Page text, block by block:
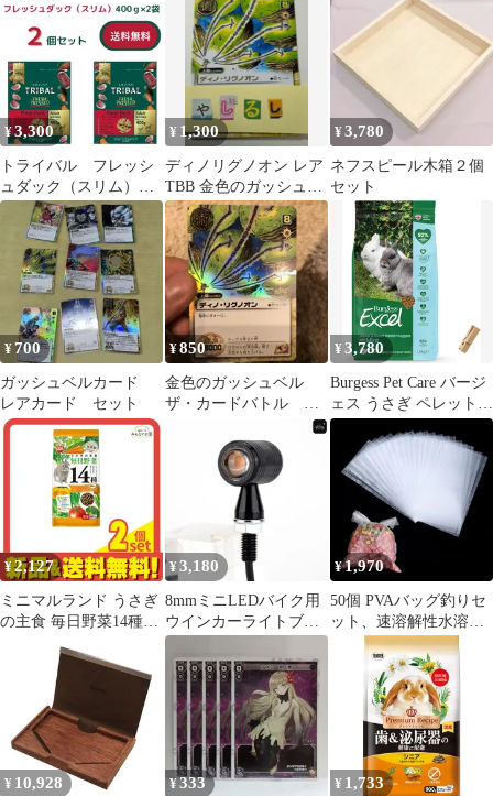
¥3,300
トライバル フレッシ
ュダック（スリム）
400g×2 送料無料
［おまけ付き］
¥ 1,300
ディノリグノオン レア
TBB 金色のガッシュベ
ル ロップス
¥3,780
ネフスピール木箱２個
セット
¥700
ガッシュベルカード
レアカード セット
¥850
金色のガッシュベル
ザ・カードバトル カ
ードダス アニメ レ
ア ロップス
¥3,780
Burgess Pet Care バージ
ェス うさぎ ペレット
1500g ラビットフード
えさ 餌 英国産 高繊維
高栄養バランス 美味し
いイギリス国民賞 受賞
ブランド ジュニア＆ド
ワーフ ミント(ジュニ
ア＆ドワーフ (ミント))
¥2,127
ミニマルランド うさぎ
の主食 毎日野菜14種シ
セット まとめ売り
¥3,180
8mmミニLEDバイク用
ウインカーライトブラ
インドランプクリグノ
タントモトカフェレー
サーカスタムパーツ
¥1,970
50個 PVAバッグ釣りセ
ット、速溶解性水溶性
集魚餌袋、鯉釣り用、
粒餌・ソリッドバッグ
式リグの釣り部品およ
び釣具に適用。
¥ 10,928 ¥333 ¥ 1,733